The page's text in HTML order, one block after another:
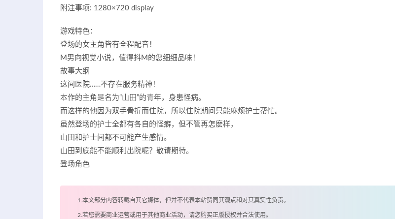
附注事项: 1280×720 display
游戏特色：
登场的女主角皆有全程配音！
M男向视觉小说，值得抖M的您细细品味！
故事大纲
这间医院……不存在服务精神！
本作的主角是名为“山田”的青年，身患怪病。
而这样的他因为双手骨折而住院，所以住院期间只能麻烦护士帮忙。
虽然登场的护士全都有各自的怪癖，但不管再怎麽样，
山田和护士间都不可能产生感情。
山田到底能不能顺利出院呢？敬请期待。
登场角色
1.本文部分内容转载自其它媒体，但并不代表本站赞同其观点和对其真实性负责。
2.若您需要商业运营或用于其他商业活动，请您购买正版授权并合法使用。